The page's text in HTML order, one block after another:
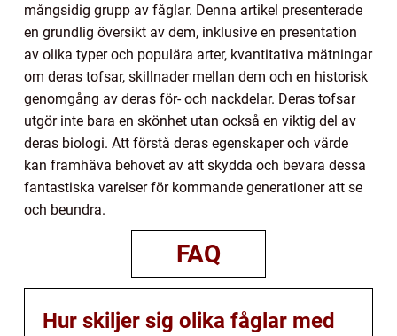
mångsidig grupp av fåglar. Denna artikel presenterade
en grundlig översikt av dem, inklusive en presentation
av olika typer och populära arter, kvantitativa mätningar
om deras tofsar, skillnader mellan dem och en historisk
genomgång av deras för- och nackdelar. Deras tofsar
utgör inte bara en skönhet utan också en viktig del av
deras biologi. Att förstå deras egenskaper och värde
kan framhäva behovet av att skydda och bevara dessa
fantastiska varelser för kommande generationer att se
och beundra.
FAQ
Hur skiljer sig olika fåglar med